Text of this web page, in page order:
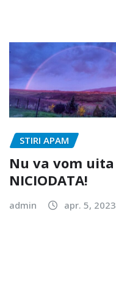
STIRI APAM
Nu va vom uita
NICIODATA!
admin apr. 5, 2023